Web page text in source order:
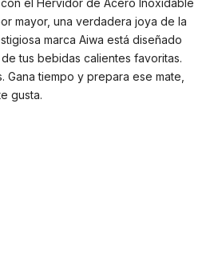
mayor, una verdadera joya de la
marca Aiwa está diseñado
tus bebidas calientes favoritas.
tiempo y prepara ese mate,
gusta.